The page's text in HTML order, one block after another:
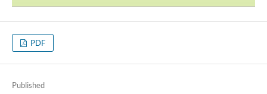
PDF
Published